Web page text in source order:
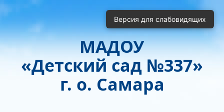
МАДОУ
«Детский сад №337»
г. о. Самара
Версия для слабовидящих
Монохромные изображения
Отключить Flash
Кернинг
Стандартный Средний Большой
Интервал
Полуторный Двойной